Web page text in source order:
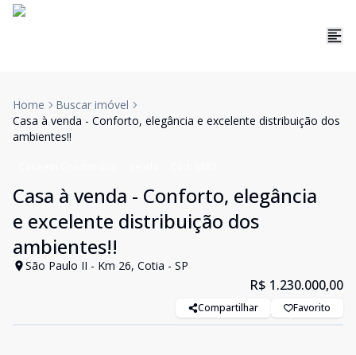
Home
Buscar imóvel
Casa à venda - Conforto, elegância e excelente distribuição dos
ambientes!!
Casa à venda - Conforto, elegância
e excelente distribuição dos
ambientes!!
São Paulo II - Km 26, Cotia - SP
R$ 1.230.000,00
Compartilhar Favorito